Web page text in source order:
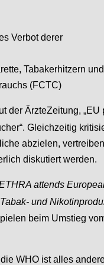
Verbot derer
Tabakerhitzern
(FCTC)
der ÄrzteZeitung,
Gleichzeitig
abzielen,
diskutiert werden.
attends
und
beim Umstieg
WHO ist alles